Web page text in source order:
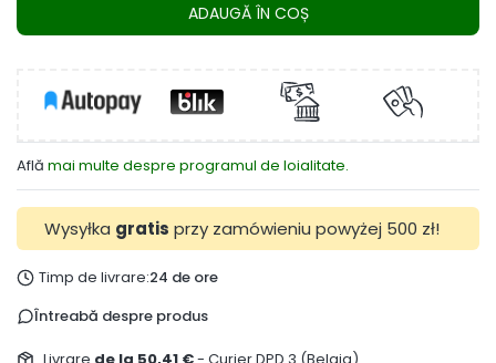
ADAUGĂ ÎN COȘ
Află mai multe despre programul de loialitate.
Wysyłka gratis przy zamówieniu powyżej 500 zł!
Timp de livrare:24 de ore
Întreabă despre produs